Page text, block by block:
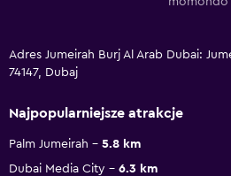
Adres Jumeirah Burj Al Arab Dubai:
74147, Dubaj
Najpopularniejsze atrakcje
Palm Jumeirah
5.8 km
Dubai Media City
6.3 km